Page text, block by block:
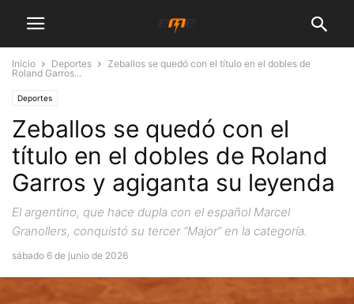
Inicio Deportes
Zeballos se quedó con el título en el dobles de
Roland Garros...
Deportes
Zeballos se quedó con el
título en el dobles de Roland
Garros y agiganta su leyenda
El argentino, que hace dupla con el español Marcel
Granollers, conquistó su tercer “Major” en la categoría.
sábado 6 de junio de 2026